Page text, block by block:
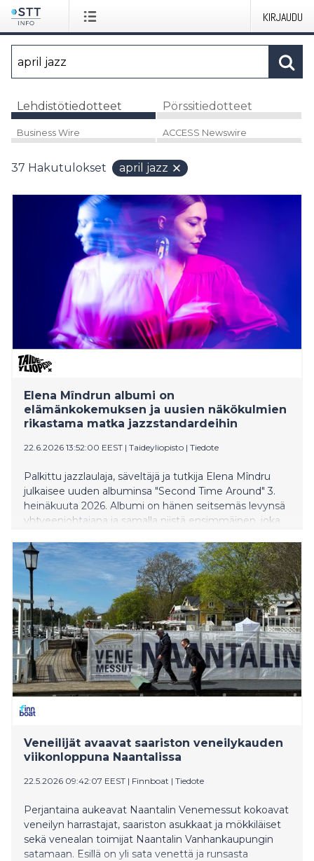
KIRJAUDU
Lehdistötiedotteet Pörssitiedotteet
Business Wire ACCESS Newswire
37 Hakutulokset april jazz
Elena Mîndrun albumi on
elämänkokemuksen ja uusien näkökulmien
rikastama matka jazzstandardeihin
22.6.2026 13:52:00 EEST | Taideyliopisto | Tiedote
Palkittu jazzlaulaja, säveltäjä ja tutkija Elena Mîndru
julkaisee uuden albuminsa "Second Time Around" 3.
heinäkuuta 2026. Albumi on hänen seitsemäs levynsä
yhtyeenjohtajana ja samalla niistä ensimmäinen, joka
klassiseen standardiohjelmistoon eli niin sanottuun
Great American Songbookiin.
Veneilijät avaavat saariston veneilykauden
viikonloppuna Naantalissa
22.5.2026 09:42:07 EEST | Finnboat | Tiedote
Perjantaina aukeavat Naantalin Venemessut kokoavat
veneilyn harrastajat, saariston asukkaat ja mökkiläiset
sekä venealan toimijat Naantalin Vanhankaupungin
satamaan. Esillä on yli sata venettä ja runsasta